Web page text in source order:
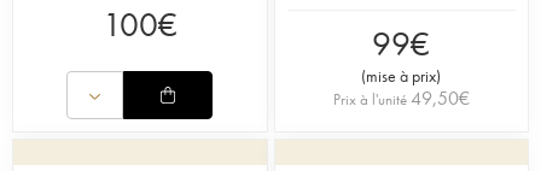
100€ 99€
(mise à prix)
Prix à l'unité49,50€